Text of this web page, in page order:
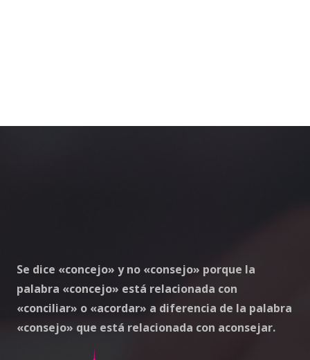
Se dice «concejo» y no «consejo» porque la
palabra «concejo» está relacionada con
«conciliar» o «acordar» a diferencia de la palabra
«consejo» que está relacionada con aconsejar.